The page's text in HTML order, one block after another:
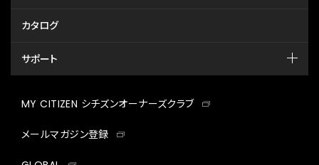
カタログ
サポート
MY CITIZEN シチズンオーナーズクラブ
メールマガジン登録